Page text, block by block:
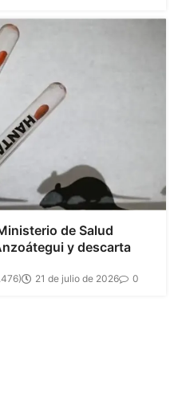
de Salud
y descarta
21 de julio de 2026 0